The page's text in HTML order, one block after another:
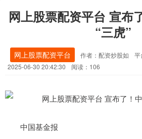
网上股票配资平台 宣布
“三虎”
网上股票配资平台 作者：配资炒股如 平
2025-06-30 20:42:30
阅读：106
中国基金报